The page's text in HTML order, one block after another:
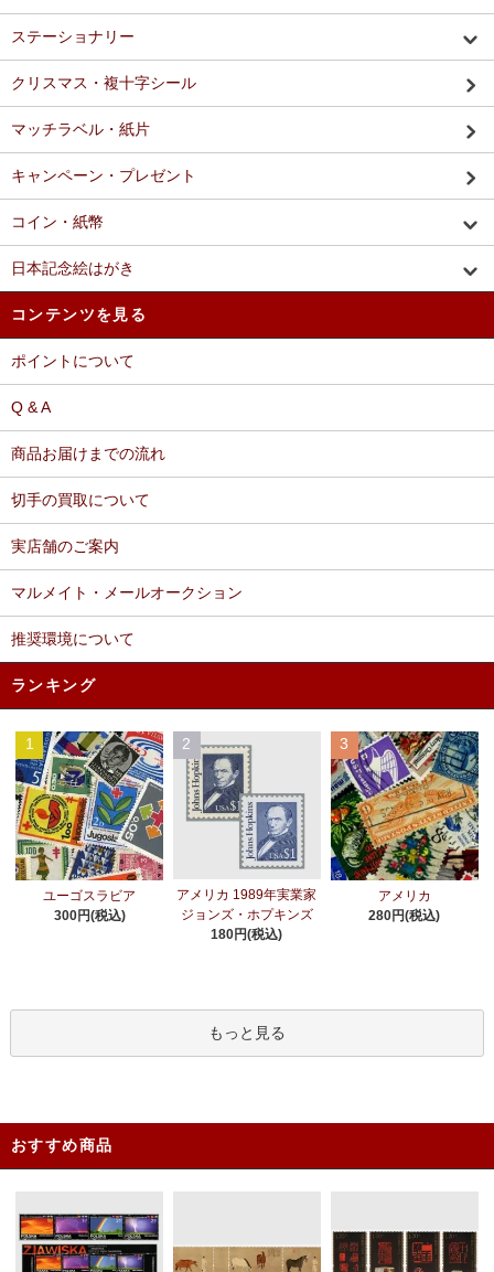
ステーショナリー
クリスマス・複十字シール
マッチラベル・紙片
キャンペーン・プレゼント
コイン・紙幣
日本記念絵はがき
コンテンツを見る
ポイントについて
Q & A
商品お届けまでの流れ
切手の買取について
実店舗のご案内
マルメイト・メールオークション
推奨環境について
ランキング
1
ユーゴスラビア
300円(税込)
2
アメリカ 1989年実業家
ジョンズ・ホプキンズ
180円(税込)
3
アメリカ
280円(税込)
もっと見る
おすすめ商品